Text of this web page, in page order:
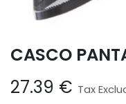
CASCO
27.39 € Tax